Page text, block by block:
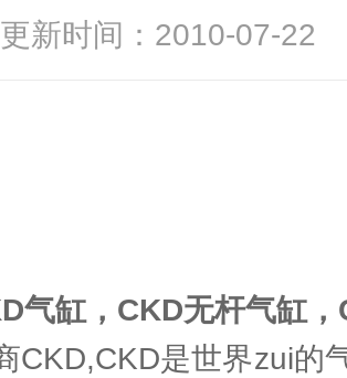
更新时间：2010-07-
气缸，CKD无杆气缸
CKD,CKD是世界zui的